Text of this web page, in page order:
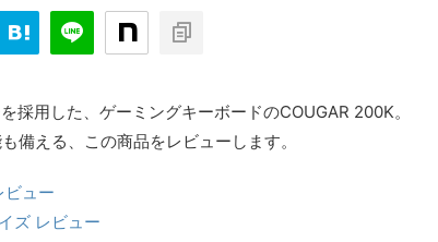
採用した、ゲーミングキーボードのCOUGAR 200K。
備える、この商品をレビューします。
ビュー
ズ レビュー